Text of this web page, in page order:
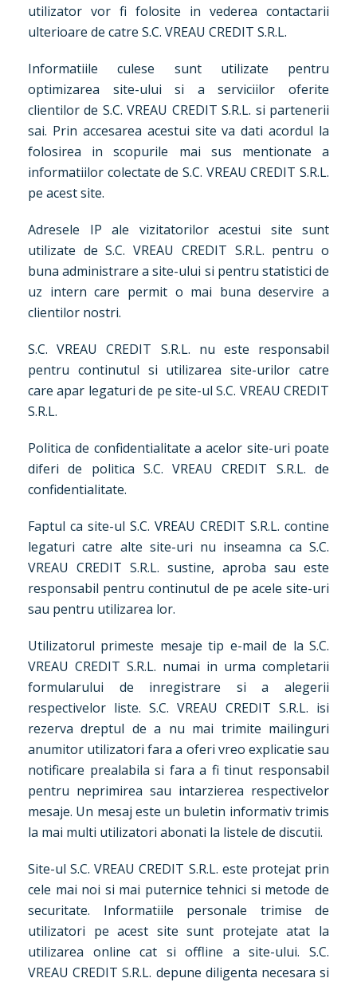
utilizator vor fi folosite in vederea contactarii
ulterioare de catre S.C. VREAU CREDIT S.R.L.
Informatiile culese sunt utilizate pentru
optimizarea site-ului si a serviciilor oferite
clientilor de S.C. VREAU CREDIT S.R.L. si partenerii
sai. Prin accesarea acestui site va dati acordul la
folosirea in scopurile mai sus mentionate a
informatiilor colectate de S.C. VREAU CREDIT S.R.L.
pe acest site.
Adresele IP ale vizitatorilor acestui site sunt
utilizate de S.C. VREAU CREDIT S.R.L. pentru o
buna administrare a site-ului si pentru statistici de
uz intern care permit o mai buna deservire a
clientilor nostri.
S.C. VREAU CREDIT S.R.L. nu este responsabil
pentru continutul si utilizarea site-urilor catre
care apar legaturi de pe site-ul S.C. VREAU CREDIT
S.R.L.
Politica de confidentialitate a acelor site-uri poate
diferi de politica S.C. VREAU CREDIT S.R.L. de
confidentialitate.
Faptul ca site-ul S.C. VREAU CREDIT S.R.L. contine
legaturi catre alte site-uri nu inseamna ca S.C.
VREAU CREDIT S.R.L. sustine, aproba sau este
responsabil pentru continutul de pe acele site-uri
sau pentru utilizarea lor.
Utilizatorul primeste mesaje tip e-mail de la S.C.
VREAU CREDIT S.R.L. numai in urma completarii
formularului de inregistrare si a alegerii
respectivelor liste. S.C. VREAU CREDIT S.R.L. isi
rezerva dreptul de a nu mai trimite mailinguri
anumitor utilizatori fara a oferi vreo explicatie sau
notificare prealabila si fara a fi tinut responsabil
pentru neprimirea sau intarzierea respectivelor
mesaje. Un mesaj este un buletin informativ trimis
la mai multi utilizatori abonati la listele de discutii.
Site-ul S.C. VREAU CREDIT S.R.L. este protejat prin
cele mai noi si mai puternice tehnici si metode de
securitate. Informatiile personale trimise de
utilizatori pe acest site sunt protejate atat la
utilizarea online cat si offline a site-ului. S.C.
VREAU CREDIT S.R.L. depune diligenta necesara si